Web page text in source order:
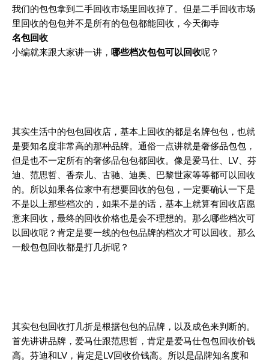
我们的包包拿到二手回收市场里回收掉了。但是二手回收市场
里回收的包包并不是所有的包包都能回收，今天御寺
名包回收
小编就来跟大家讲一讲， 哪些档次包包可以回收呢？
其实生活中的包包回收店，基本上回收的都是名牌包包，也就
是要知名度非常高的那种品牌。通俗一点讲就是奢侈品包包，
但是也不一定所有的奢侈品包包都回收。像是爱马仕、LV、芬
迪、范思哲、香奈儿、古驰、迪奥、巴黎世家等等都可以回收
的。所以如果各位家中有想要回收的包包，一定要确认一下是
不是以上那些档次的，如果不是的话，基本上就算有回收店愿
意来回收，最终的回收价格也是会不理想的。那么哪些档次可
以回收呢？肯定是要一线的包包品牌的档次才可以回收。那么
一般包包回收都是打几折呢？
其实包包回收打几折是根据包包的品牌，以及成色来判断的。
首先讲讲品牌，爱马仕跟范思哲，肯定是爱马仕包包回收价钱
高。芬迪和LV，肯定是LV回收价钱高。所以是品牌知名度和